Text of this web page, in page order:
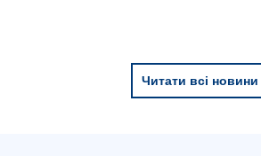
Читати всі новини